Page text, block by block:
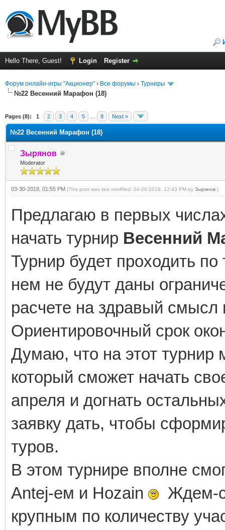
Hello There, Guest! Login Register
Форум онлайн-игры "Акционер" › Все форумы › Турниры
№22 Весенний Марафон (18)
Pages (8): 1 2 3 4 5 8 Next »
№22 Весенний Марафон (18)
Зырянов
Moderator
03-30-2018, 01:55 PM (This post was last modified: 04-20-2019, 12:43 PM by Зырянов .)
Предлагаю в первых
начать турнир Весенний
Турнир будет проходить
нем не будут даны
расчете на здравый смысл
Ориентировочный срок
Думаю, что на этот турнир
который сможет начать
апреля и догнать
заявку дать, чтобы
туров.
В этом турнире вполне
Аntej-ем и Hozain
Ждем-
крупным по количеству